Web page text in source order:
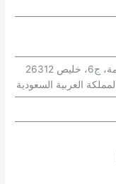
حي, 9295 طريق مكة المكرمة، ج6، خليص 26312